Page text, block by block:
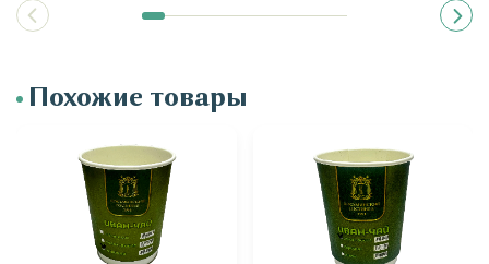
Похожие товары